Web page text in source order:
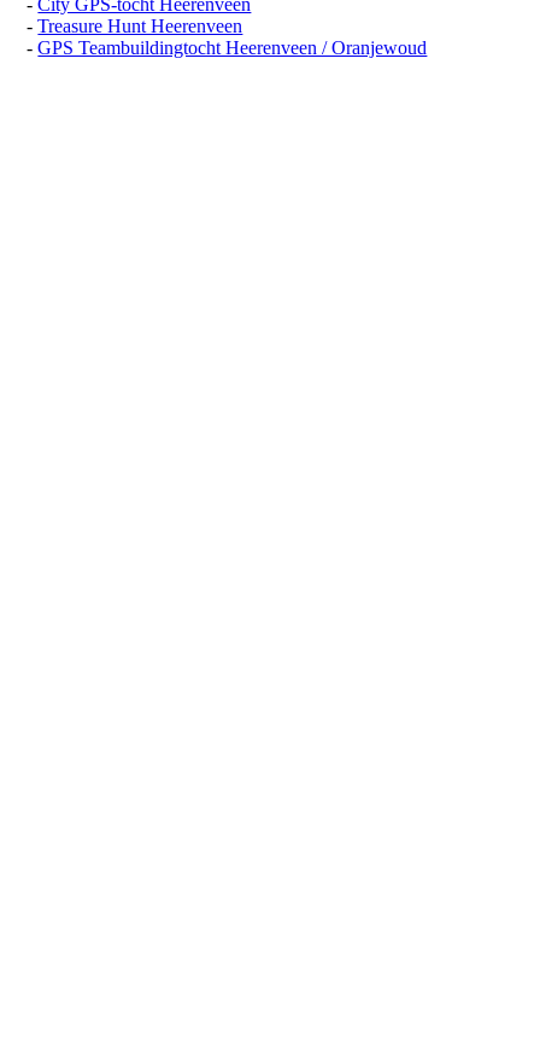
-City GPS-tocht Heerenveen
-Treasure Hunt Heerenveen
-GPS Teambuildingtocht Heerenveen / Oranjewoud